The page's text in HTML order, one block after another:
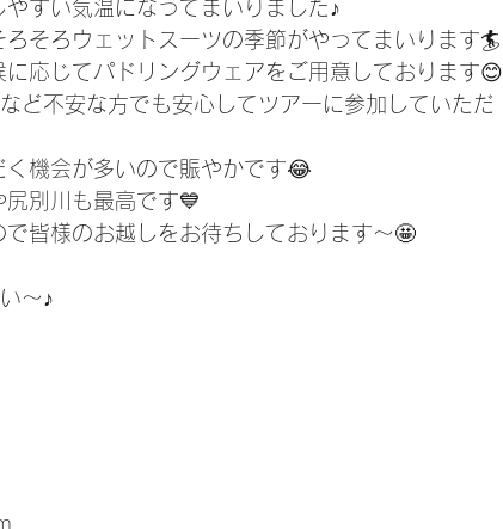
すい気温になってまいりました♪
そろウェットスーツの季節がやってまいります🏄
応じてパドリングウェアをご用意しております😊
ど不安な方でも安心してツアーに参加していただ
機会が多いので賑やかです😂
別川も最高です💙
皆様のお越しをお待ちしております～🤩
～♪